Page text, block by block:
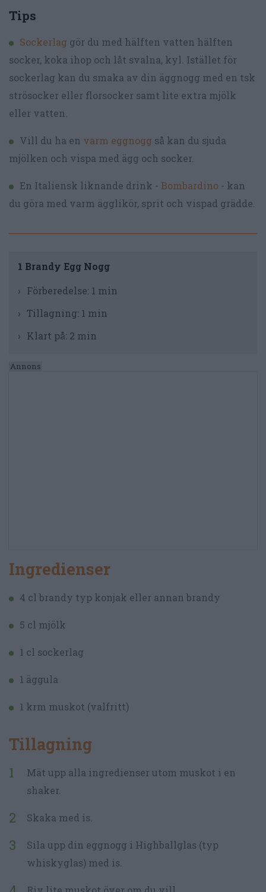
Tips
Sockerlag gör du med hälften vatten hälften
socker, koka ihop och låt svalna, kyl. Istället för
sockerlag kan du smaka av din äggnogg med en tsk
strösocker eller florsocker samt lite extra mjölk
eller vatten.
Vill du ha en varm eggnogg så kan du sjuda
mjölken och vispa med ägg och socker.
En Italiensk liknande drink - Bombardino - kan
du göra med varm ägglikör, sprit och vispad grädde.
1 Brandy Egg Nogg
Förberedelse: 1 min
Tillagning: 1 min
Klart på: 2 min
Ingredienser
4 cl brandy typ konjak eller annan brandy
5 cl mjölk
1 cl sockerlag
1 äggula
1 krm muskot (valfritt)
Tillagning
Mät upp alla ingredienser utom muskot i en
shaker.
Skaka med is.
Sila upp din eggnogg i Highballglas (typ
whiskyglas) med is.